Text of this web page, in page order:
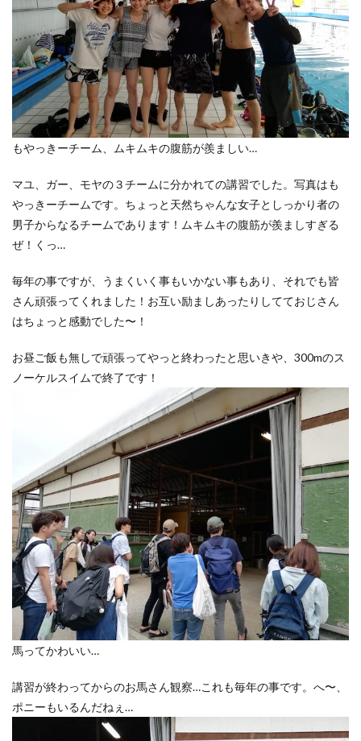
もやっきーチーム、ムキムキの腹筋が羨ましい…
マユ、ガー、モヤの３チームに分かれての講習でした。写真はも
やっきーチームです。ちょっと天然ちゃんな女子としっかり者の
男子からなるチームであります！ムキムキの腹筋が羨ましすぎる
ぜ！くっ…
毎年の事ですが、うまくいく事もいかない事もあり、それでも皆
さん頑張ってくれました！お互い励ましあったりしてておじさん
はちょっと感動でした〜！
お昼ご飯も無しで頑張ってやっと終わったと思いきや、300mのス
ノーケルスイムで終了です！
馬ってかわいい…
講習が終わってからのお馬さん観察…これも毎年の事です。へ〜、
ポニーもいるんだねぇ…